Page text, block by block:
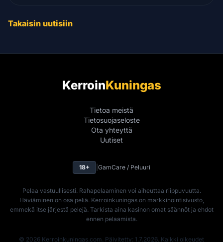
Takaisin uutisiin
KerroinKuningas
Tietoa meistä
Tietosuojaseloste
Ota yhteyttä
Uutiset
18+ GamCare / Peluuri
Pelaa vastuullisesti. Rahapelaaminen voi aiheuttaa riippuvuutta.
Häviäminen on osa peliä. Kerroinkuningas on markkinointisivusto,
emmekä itse järjestä pelejä. Tarkista aina kasinon omat säännöt ja ehdot
ennen pelaamista.
© 2026 Kerroinkuningas.com. Päivitetty: 1.7.2026. Kaikki oikeudet